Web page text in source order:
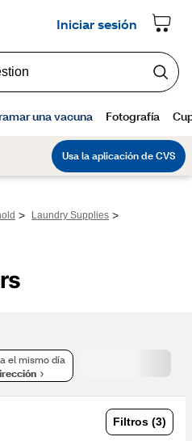
> Laundry Supplies >
el mismo día
Filtros (3)